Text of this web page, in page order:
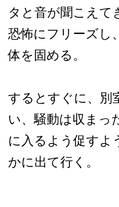
タと音が聞こえて
恐怖にフリーズし
体を固める。
するとすぐに、別
い、騒動は収まっ
に入るよう促すよ
かに出て行く。